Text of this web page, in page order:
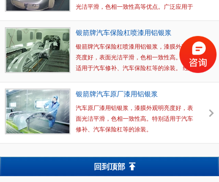
光洁平滑，色相一致性高等优点。广泛应用于
银箭牌汽车保险杠喷漆用铝银浆
银箭牌汽车保险杠喷漆用铝银浆，漆膜外观明
亮度好，表面光洁平滑，色相一致性高。特别
适用于汽车修补、汽车保险杠等的涂装。 经章
质量放心！
银箭牌汽车原厂漆用铝银浆
汽车原厂漆用铝银浆，漆膜外观明亮度好，表
面光洁平滑，色相一致性高。特别适用于汽车
修补、汽车保险杠等的涂装。
回到顶部